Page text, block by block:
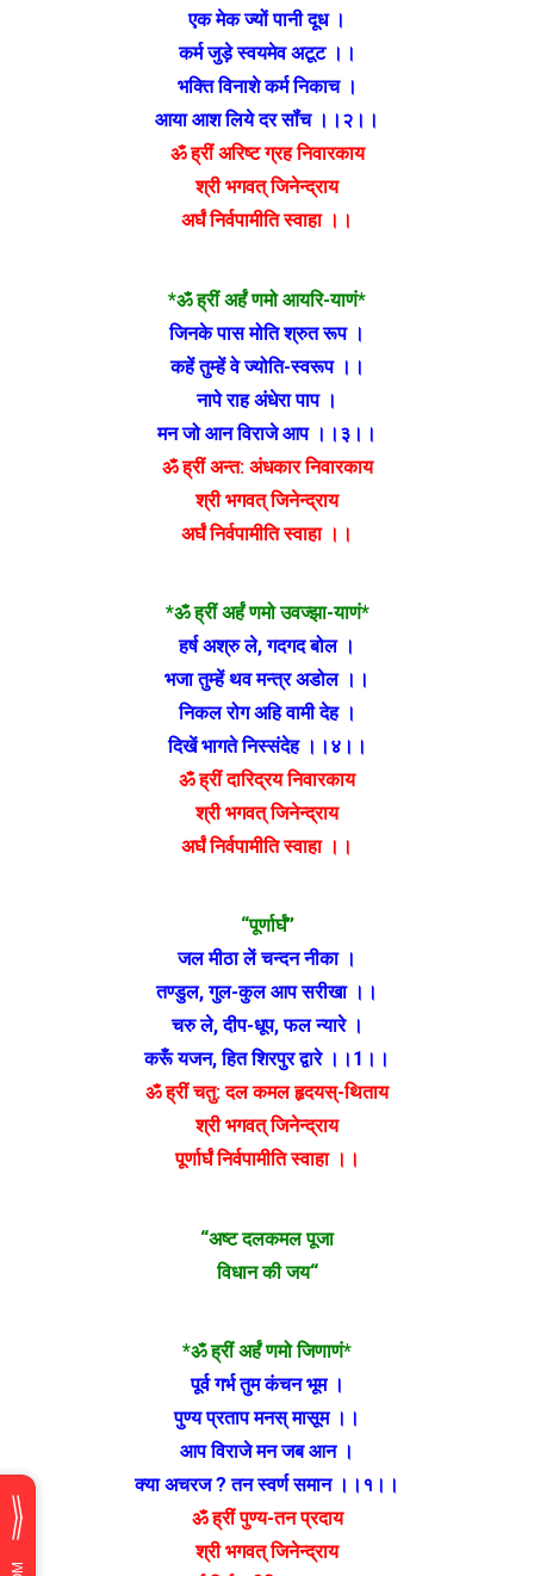
एक मेक ज्यों पानी दूध ।
कर्म जुड़े स्वयमेव अटूट ।।
भक्ति विनाशे कर्म निकाच ।
आया आश लिये दर सॉंच ।।२।।
ॐ ह्रीं अरिष्ट ग्रह निवारकाय
श्री भगवत् जिनेन्द्राय
अर्घं निर्वपामीति स्वाहा ।।
*ॐ ह्रीं अर्हं णमो आयरि-याणं*
जिनके पास मोति श्रुत रूप ।
कहें तुम्हें वे ज्योति-स्वरूप ।।
नापे राह अंधेरा पाप ।
मन जो आन विराजे आप ।।३।।
ॐ ह्रीं अन्त: अंधकार निवारकाय
श्री भगवत् जिनेन्द्राय
अर्घं निर्वपामीति स्वाहा ।।
*ॐ ह्रीं अर्हं णमो उवज्झा-याणं*
हर्ष अश्रु ले, गदगद बोल ।
भजा तुम्हें थव मन्त्र अडोल ।।
निकल रोग अहि वामी देह ।
दिखें भागते निस्संदेह ।।४।।
ॐ ह्रीं दारिद्रय निवारकाय
श्री भगवत् जिनेन्द्राय
अर्घं निर्वपामीति स्वाहा ।।
“पूर्णार्घं”
जल मीठा लें चन्दन नीका ।
तण्डुल, गुल-कुल आप सरीखा ।।
चरु ले, दीप-धूप, फल न्यारे ।
करूँ यजन, हित शिरपुर द्वारे ।।1।।
ॐ ह्रीं चतु: दल कमल हृदयस्-थिताय
श्री भगवत् जिनेन्द्राय
पूर्णार्घं निर्वपामीति स्वाहा ।।
“अष्ट दलकमल पूजा
विधान की जय“
*ॐ ह्रीं अर्हं णमो जिणाणं*
पूर्व गर्भ तुम कंचन भूम ।
पुण्य प्रताप मनस् मासूम ।।
आप विराजे मन जब आन ।
क्या अचरज ? तन स्वर्ण समान ।।१।।
ॐ ह्रीं पुण्य-तन प्रदाय
श्री भगवत् जिनेन्द्राय